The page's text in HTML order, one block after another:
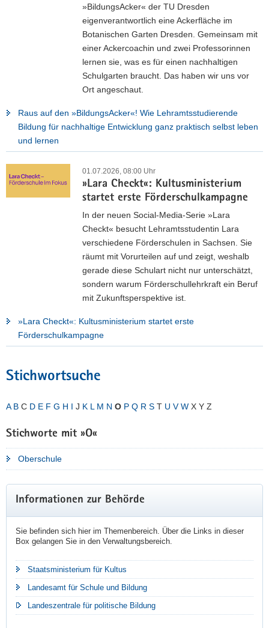
»BildungsAcker« der TU Dresden
eigenverantwortlich eine Ackerfläche im
Botanischen Garten Dresden. Gemeinsam mit
einer Ackercoachin und zwei Professorinnen
lernen sie, was es für einen nachhaltigen
Schulgarten braucht. Das haben wir uns vor
Ort angeschaut.
Raus auf den »BildungsAcker«! Wie Lehramtsstudierende
Bildung für nachhaltige Entwicklung ganz praktisch selbst leben
und lernen
01.07.2026, 08:00 Uhr
»Lara Checkt«: Kultusministerium
startet erste Förderschulkampagne
In der neuen Social-Media-Serie »Lara
Checkt« besucht Lehramtsstudentin Lara
verschiedene Förderschulen in Sachsen. Sie
räumt mit Vorurteilen auf und zeigt, weshalb
gerade diese Schulart nicht nur unterschätzt,
sondern warum Förderschullehrkraft ein Beruf
mit Zukunftsperspektive ist.
»Lara Checkt«: Kultusministerium startet erste
Förderschulkampagne
Stichwortsuche
A B C D E F G H I J K L M N O P Q R S T U V W X Y Z
Stichworte mit »O«
Oberschule
Information
Informationen zur Behörde
Sie befinden sich hier im Themenbereich. Über die Links in dieser
Box gelangen Sie in den Verwaltungsbereich.
Staatsministerium für Kultus
Landesamt für Schule und Bildung
Landeszentrale für politische Bildung